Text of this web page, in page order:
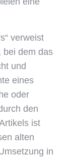
verweist
bei dem das
und
eines
oder
den
ist
alten
in